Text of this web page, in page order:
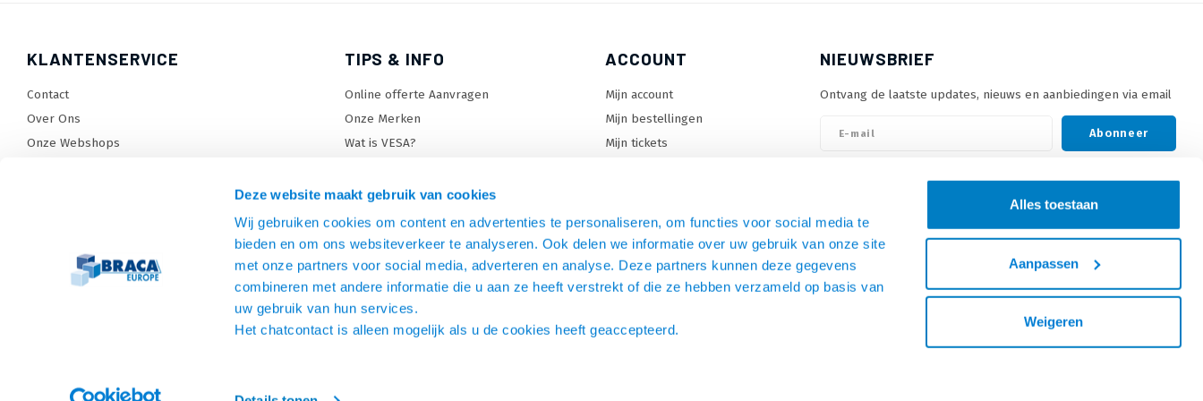
Deze website maakt gebruik van cookies
Wij gebruiken cookies om content en advertenties te personaliseren, om functies voor social media te
bieden en om ons websiteverkeer te analyseren. Ook delen we informatie over uw gebruik van onze site
met onze partners voor social media, adverteren en analyse. Deze partners kunnen deze gegevens
combineren met andere informatie die u aan ze heeft verstrekt of die ze hebben verzameld op basis van
uw gebruik van hun services.
Het chatcontact is alleen mogelijk als u de cookies heeft geaccepteerd.
Alles toestaan
Aanpassen
Weigeren
KLANTENSERVICE
Contact
Over Ons
Onze Webshops
Betaalmethoden en voorwaarden
Privacy policy
TIPS & INFO
Online offerte Aanvragen
Onze Merken
Wat is VESA?
TV standaard keuzehulp
TV lift keuzehulp
Monitorarm keuzehulp
SiteMap
ACCOUNT
Mijn account
Mijn bestellingen
Mijn tickets
NIEUWSBRIEF
Ontvang de laatste updates, nieuws en aanbiedingen via email
Abonneer